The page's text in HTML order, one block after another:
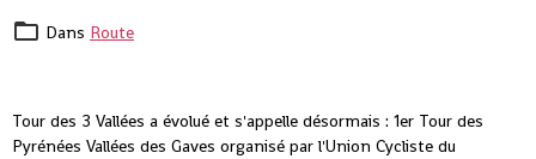
Dans Route
Tour des 3 Vallées a évolué et s'appelle désormais : 1er Tour des
Pyrénées Vallées des Gaves organisé par l'Union Cycliste du